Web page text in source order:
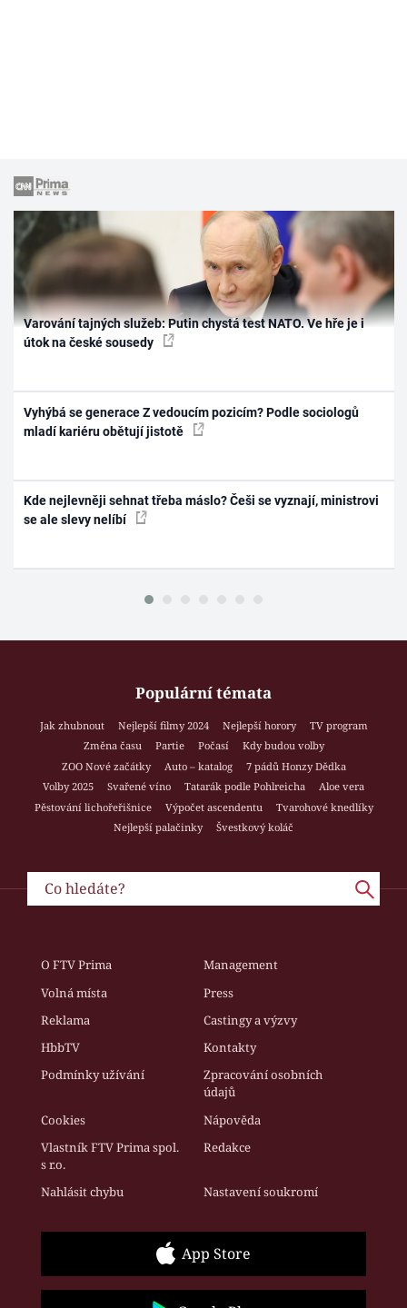
Varování tajných služeb: Putin chystá test NATO. Ve hře je i
útok na české sousedy
Vyhýbá se generace Z vedoucím pozicím? Podle sociologů
mladí kariéru obětují jistotě
Kde nejlevněji sehnat třeba máslo? Češi se vyznají, ministrovi
se ale slevy nelíbí
Populární témata
Jak zhubnout Nejlepší filmy 2024 Nejlepší horory
TV program
Změna času
Partie Počasí
Kdy budou volby
ZOO Nové začátky
Auto – katalog
7 pádů Honzy Dědka
Volby 2025
Svařené víno Tatarák podle Pohlreicha
Aloe vera
Pěstování lichořeřišnice
Výpočet ascendentu
Tvarohové knedlíky
Nejlepší palačinky
Švestkový koláč
O FTV Prima
Management
Volná místa
Press
Reklama
Castingy a výzvy
HbbTV
Kontakty
Podmínky užívání
Zpracování osobních
údajů
Cookies
Nápověda
Vlastník FTV Prima spol.
s r.o.
Redakce
Nahlásit chybu Nastavení soukromí
App Store